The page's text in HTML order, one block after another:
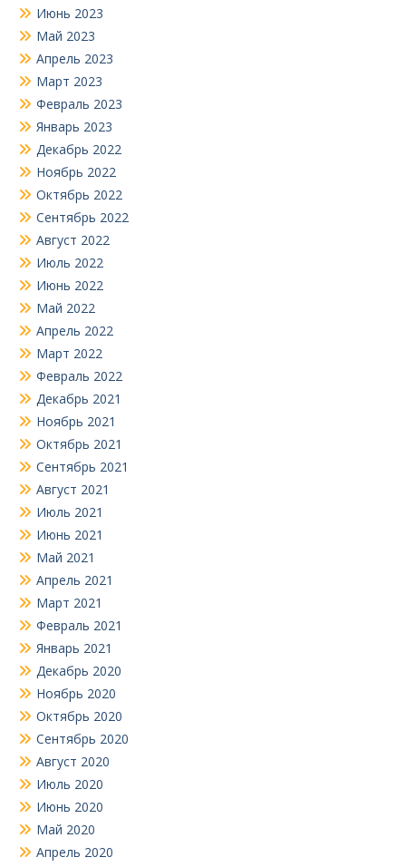
Июнь 2023
Май 2023
Апрель 2023
Март 2023
Февраль 2023
Январь 2023
Декабрь 2022
Ноябрь 2022
Октябрь 2022
Сентябрь 2022
Август 2022
Июль 2022
Июнь 2022
Май 2022
Апрель 2022
Март 2022
Февраль 2022
Декабрь 2021
Ноябрь 2021
Октябрь 2021
Сентябрь 2021
Август 2021
Июль 2021
Июнь 2021
Май 2021
Апрель 2021
Март 2021
Февраль 2021
Январь 2021
Декабрь 2020
Ноябрь 2020
Октябрь 2020
Сентябрь 2020
Август 2020
Июль 2020
Июнь 2020
Май 2020
Апрель 2020